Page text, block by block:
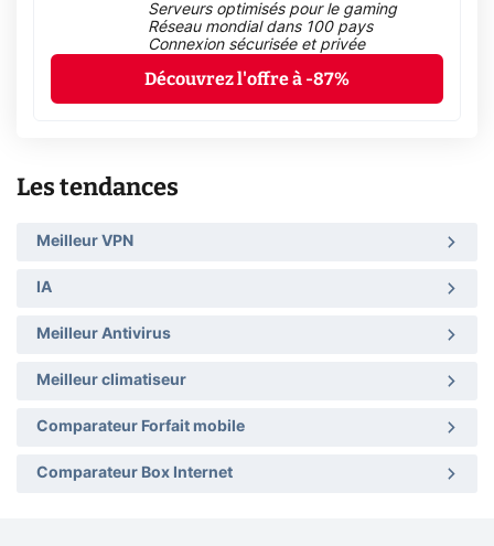
Serveurs optimisés pour le gaming
Réseau mondial dans 100 pays
Connexion sécurisée et privée
Découvrez l'offre à -87%
Les tendances
Meilleur VPN
IA
Meilleur Antivirus
Meilleur climatiseur
Comparateur Forfait mobile
Comparateur Box Internet